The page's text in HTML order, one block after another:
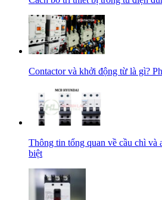
Contactor và khởi động từ là gì?
Thông tin tổng quan về cầu chì và
biệt